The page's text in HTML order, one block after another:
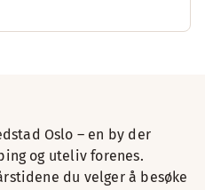
Oslo – en by der
og uteliv forenes.
du velger å besøke